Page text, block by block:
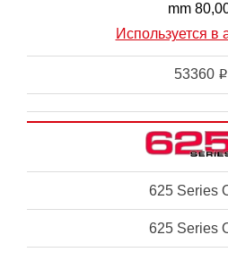
mm
Используется в
53360 i
625 Series
625 Series